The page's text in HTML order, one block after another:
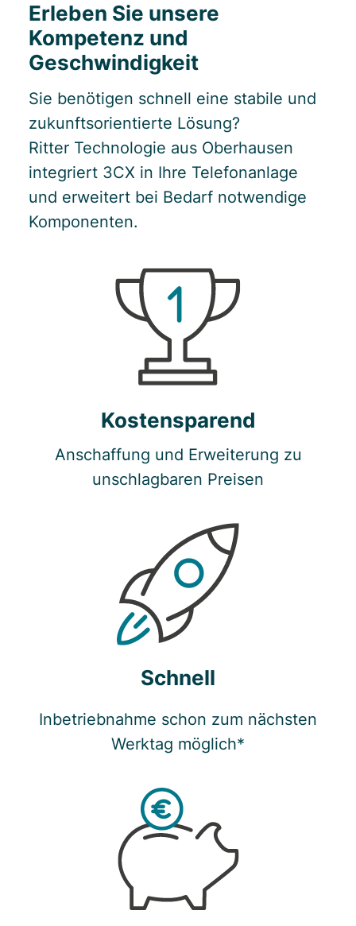
Erleben Sie unsere
Kompetenz und
Geschwindigkeit
Sie benötigen schnell eine stabile und
zukunftsorientierte Lösung?
Ritter Technologie aus Oberhausen
integriert 3CX in Ihre Telefonanlage
und erweitert bei Bedarf notwendige
Komponenten.
Kostensparend
Anschaffung und Erweiterung zu
unschlagbaren Preisen
Schnell
Inbetriebnahme schon zum nächsten
Werktag möglich*